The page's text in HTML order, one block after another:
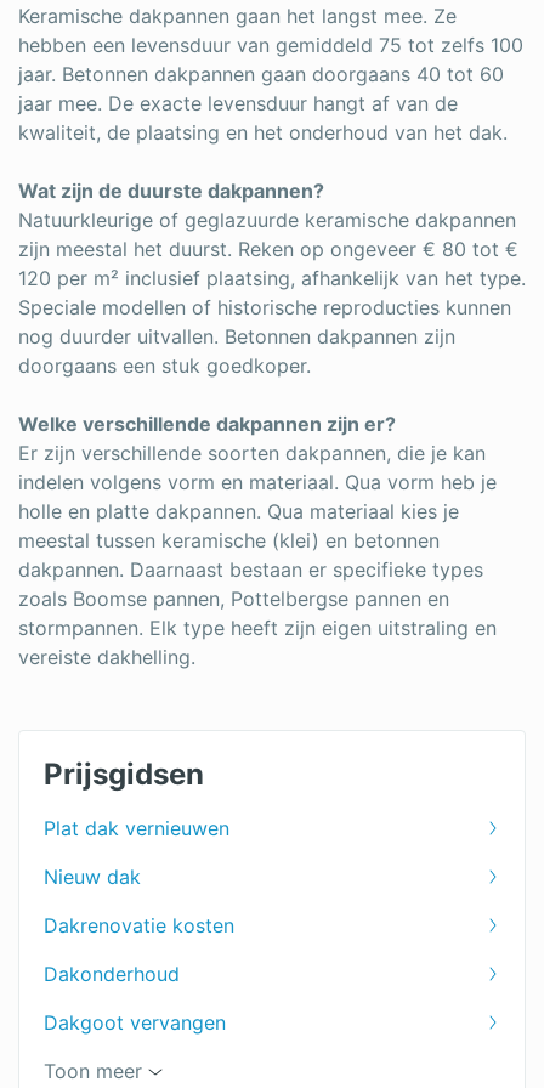
Keramische dakpannen gaan het langst mee. Ze
hebben een levensduur van gemiddeld 75 tot zelfs 100
jaar. Betonnen dakpannen gaan doorgaans 40 tot 60
jaar mee. De exacte levensduur hangt af van de
kwaliteit, de plaatsing en het onderhoud van het dak.
Wat zijn de duurste dakpannen?
Natuurkleurige of geglazuurde keramische dakpannen
zijn meestal het duurst. Reken op ongeveer € 80 tot €
120 per m² inclusief plaatsing, afhankelijk van het type.
Speciale modellen of historische reproducties kunnen
nog duurder uitvallen. Betonnen dakpannen zijn
doorgaans een stuk goedkoper.
Welke verschillende dakpannen zijn er?
Er zijn verschillende soorten dakpannen, die je kan
indelen volgens vorm en materiaal. Qua vorm heb je
holle en platte dakpannen. Qua materiaal kies je
meestal tussen keramische (klei) en betonnen
dakpannen. Daarnaast bestaan er specifieke types
zoals Boomse pannen, Pottelbergse pannen en
stormpannen. Elk type heeft zijn eigen uitstraling en
vereiste dakhelling.
Prijsgidsen
Plat dak vernieuwen
Nieuw dak
Dakrenovatie kosten
Dakonderhoud
Dakgoot vervangen
Prijs dakpannen per m2
Toon meer